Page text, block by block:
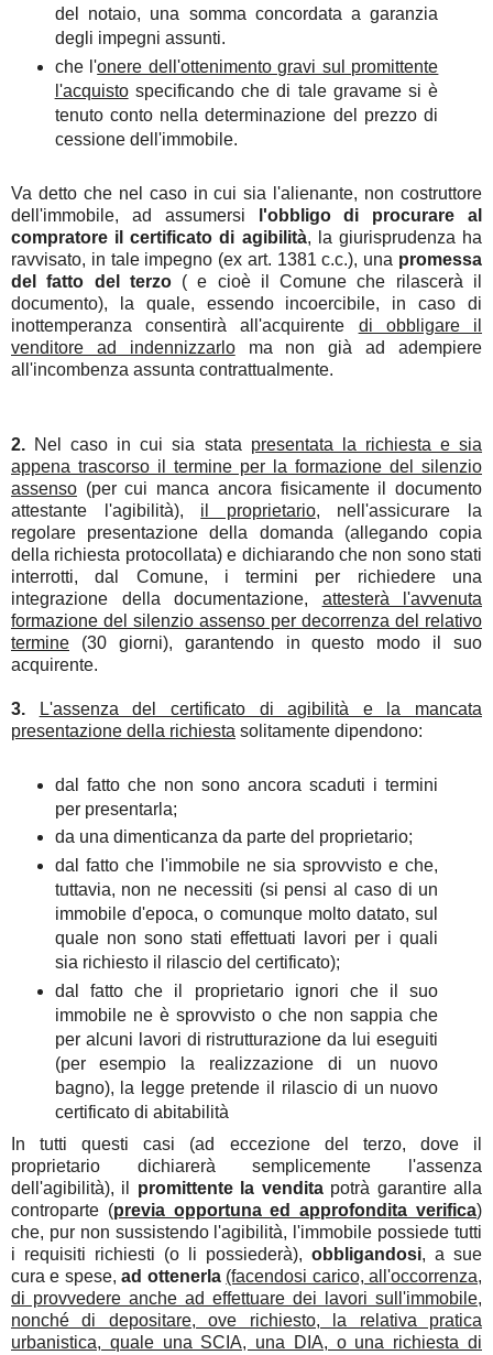
del notaio, una somma concordata a garanzia
degli impegni assunti.
che l'onere dell'ottenimento gravi sul promittente
l'acquistospecificando che di tale gravame si è
tenuto conto nella determinazione del prezzo di
cessione dell'immobile.
Va detto che nel caso in cui sia l'alienante, non costruttore
dell'immobile, ad assumersi
l'obbligo di procurare al
compratore il certificato di agibilità, la giurisprudenza ha
ravvisato, in tale impegno (ex art. 1381 c.c.), una promessa
del fatto del terzo( e cioè il Comune che rilascerà il
documento), la quale, essendo incoercibile, in caso di
inottemperanza consentirà all'acquirente di obbligare il
venditore ad indennizzarloma non già ad adempiere
all'incombenza assunta contrattualmente.
2. Nel caso in cui sia stata presentata la richiesta e sia
appena trascorso il termine per la formazione del silenzio
assenso (per cui manca ancora fisicamente il documento
attestante l'agibilità), il proprietario, nell'assicurare la
regolare presentazione della domanda (allegando copia
della richiesta protocollata) e dichiarando che non sono stati
interrotti, dal Comune, i termini per richiedere una
integrazione della documentazione, attesterà l'avvenuta
formazione del silenzio assenso per decorrenza del relativo
termine (30 giorni), garantendo in questo modo il suo
acquirente.
3.
L'assenza del certificato di agibilità e la mancata
presentazione della richiesta solitamente dipendono:
dal fatto che non sono ancora scaduti i termini
per presentarla;
da una dimenticanza da parte del proprietario;
dal fatto che l'immobile ne sia sprovvisto e che,
tuttavia, non ne necessiti (si pensi al caso di un
immobile d'epoca, o comunque molto datato, sul
quale non sono stati effettuati lavori per i quali
sia richiesto il rilascio del certificato);
dal fatto che il proprietario ignori che il suo
immobile ne è sprovvisto o che non sappia che
per alcuni lavori di ristrutturazione da lui eseguiti
(per esempio la realizzazione di un nuovo
bagno), la legge pretende il rilascio di un nuovo
certificato di abitabilità
In tutti questi casi (ad eccezione del terzo, dove il
proprietario dichiarerà semplicemente l'assenza
dell'agibilità), il promittente la venditapotrà garantire alla
controparte (previa opportuna ed approfondita verifica)
che, pur non sussistendo l'agibilità, l'immobile possiede tutti
i requisiti richiesti (o li possiederà), obbligandosi, a sue
cura e spese,ad ottenerla (facendosi carico, all'occorrenza,
di provvedere anche ad effettuare dei lavori sull'immobile,
nonché di depositare, ove richiesto, la relativa pratica
urbanistica, quale una SCIA, una DIA, o una richiesta di